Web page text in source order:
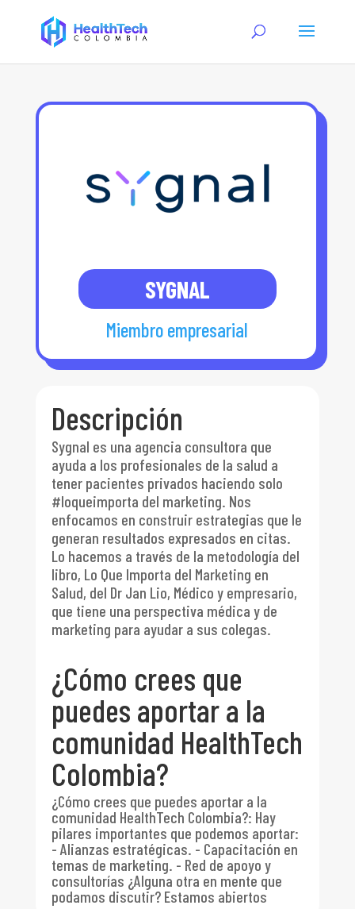
SYGNAL
Miembro empresarial
Descripción
Sygnal es una agencia consultora que
ayuda a los profesionales de la salud a
tener pacientes privados haciendo solo
#loqueimporta del marketing. Nos
enfocamos en construir estrategias que le
generan resultados expresados en citas.
Lo hacemos a través de la metodología del
libro, Lo Que Importa del Marketing en
Salud, del Dr Jan Lio, Médico y empresario,
que tiene una perspectiva médica y de
marketing para ayudar a sus colegas.
¿Cómo crees que
puedes aportar a la
comunidad HealthTech
Colombia?
¿Cómo crees que puedes aportar a la
comunidad HealthTech Colombia?: Hay
pilares importantes que podemos aportar:
- Alianzas estratégicas. - Capacitación en
temas de marketing. - Red de apoyo y
consultorías ¿Alguna otra en mente que
podamos discutir? Estamos abiertos